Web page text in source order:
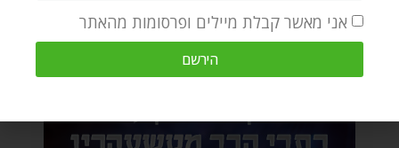
אני מאשר קבלת מיילים ופרסומות מהאתר
הירשם